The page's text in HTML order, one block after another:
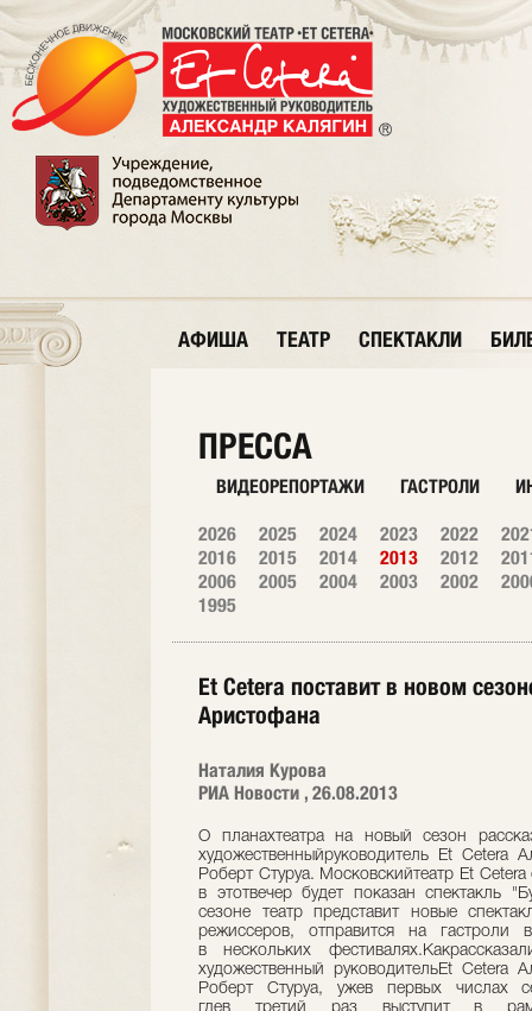
АФИША ТЕАТР СПЕКТАКЛИ
ПРЕССА
ВИДЕОРЕПОРТАЖИ ГАСТРОЛИ
2026 2025 2024 2023 2022
2016
2015 2014 2013 2012
2006
2005 2004 2003 2002
1995
Et Cetera поставит в новом
Аристофана
Наталия Курова
РИА Новости , 26.08.2013
О планахтеатра на новый сезон
художественныйруководитель Et Cetera
Роберт Стуруа. Московскийтеатр Et
в этотвечер будет показан спектакль
сезоне театр представит новые
режиссеров, отправится на
в нескольких
художественный руководительEt Cetera
Роберт Стуруа, ужев первых числах